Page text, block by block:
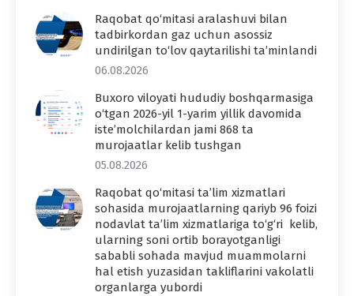
Raqobat qo‘mitasi aralashuvi bilan
tadbirkordan gaz uchun asossiz
undirilgan to‘lov qaytarilishi ta’minlandi
06.08.2026
Buxoro viloyati hududiy boshqarmasiga
o‘tgan 2026-yil 1-yarim yillik davomida
iste’molchilardan jami 868 ta
murojaatlar kelib tushgan
05.08.2026
Raqobat qo‘mitasi ta’lim xizmatlari
sohasida murojaatlarning qariyb 96 foizi
nodavlat ta’lim xizmatlariga to‘g‘ri kelib,
ularning soni ortib borayotganligi
sababli sohada mavjud muammolarni
hal etish yuzasidan takliflarini vakolatli
organlarga yubordi